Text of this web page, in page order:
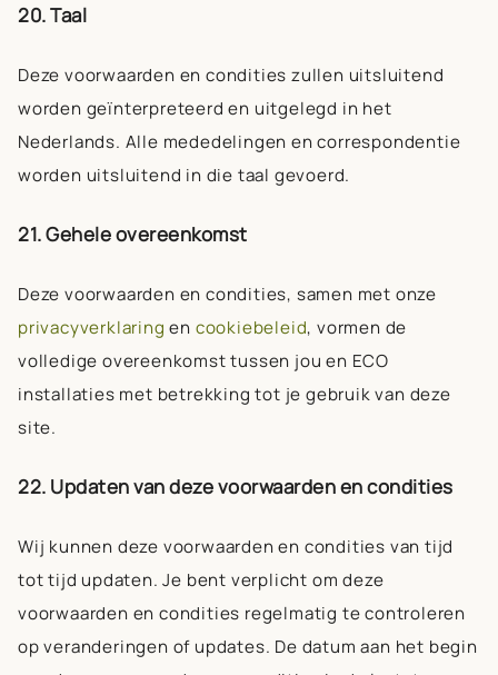
20. Taal
Deze voorwaarden en condities zullen uitsluitend
worden geïnterpreteerd en uitgelegd in het
Nederlands. Alle mededelingen en correspondentie
worden uitsluitend in die taal gevoerd.
21. Gehele overeenkomst
Deze voorwaarden en condities, samen met onze
privacyverklaring en cookiebeleid, vormen de
volledige overeenkomst tussen jou en ECO
installaties met betrekking tot je gebruik van deze
site.
22. Updaten van deze voorwaarden en condities
Wij kunnen deze voorwaarden en condities van tijd
tot tijd updaten. Je bent verplicht om deze
voorwaarden en condities regelmatig te controleren
op veranderingen of updates. De datum aan het begin